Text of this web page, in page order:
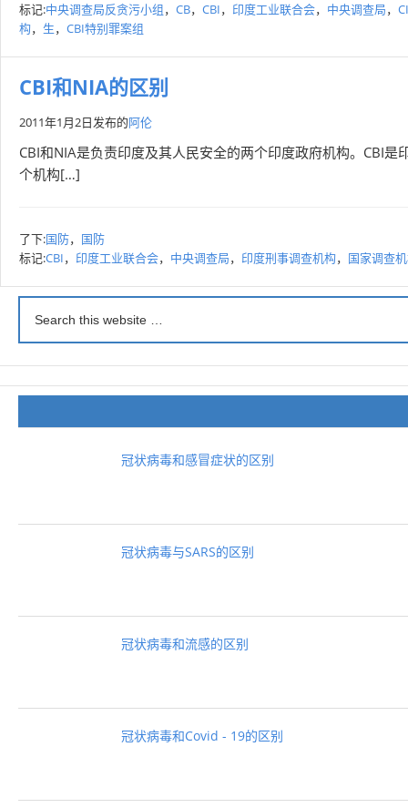
标记:中央调查局反贪污小组， CB， CBI， 印度工业联合会， 中央调查局，
构， 生， CBI特别罪案组
CBI和NIA的区别
2011年1月2日发布的阿伦
CBI和NIA是负责印度及其人民安全的两个印度政府机构。CBI
个机构[…]
了下:国防， 国防
标记:CBI， 印度工业联合会， 中央调查局， 印度刑事调查机构， 国家调查
冠状病毒和感冒症状的区别
冠状病毒与SARS的区别
冠状病毒和流感的区别
冠状病毒和Covid - 19的区别